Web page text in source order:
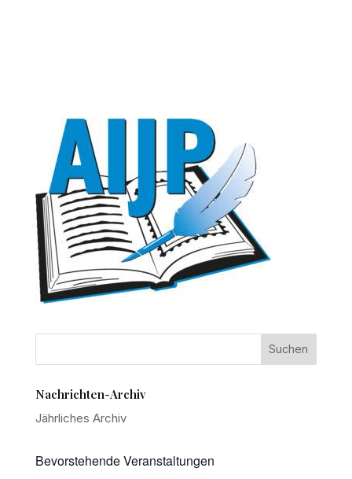
Nachrichten-Archiv
Jährliches Archiv
Bevorstehende Veranstaltungen